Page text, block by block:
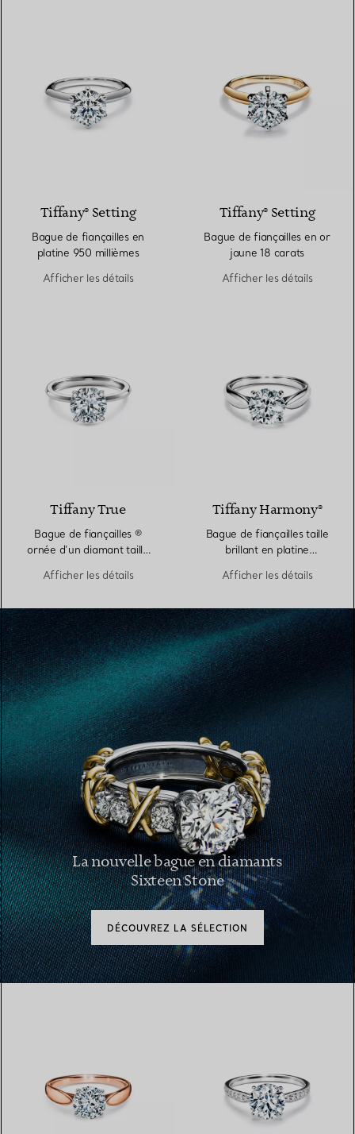
Tiffany® Setting
Bague de fiançailles en
platine 950 millièmes
Afficher les détails
Tiffany® Setting
Bague de fiançailles en or
jaune 18 carats
Afficher les détails
Tiffany True
Bague de fiançailles ®
ornée d’un diamant taille
platine 950 millièmes et
Afficher les détails
Tiffany Harmony®
Bague de fiançailles taille
brillant en platine
Afficher les détails
La nouvelle bague en diamants
Sixteen Stone
DÉCOUVREZ LA SÉLECTION